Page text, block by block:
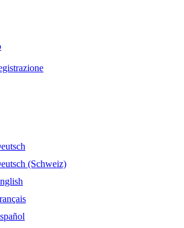
(Schweiz)